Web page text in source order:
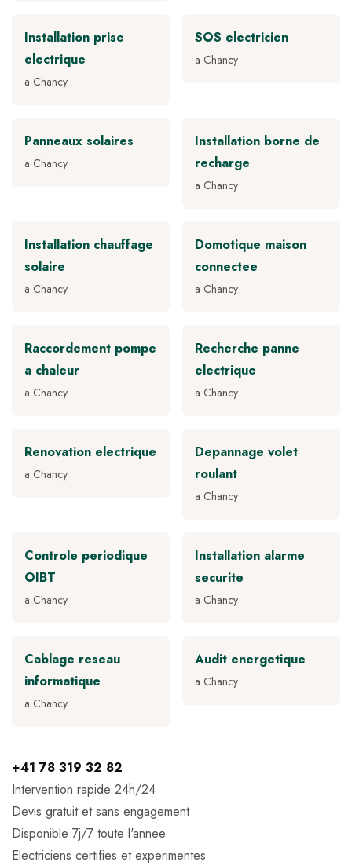
Installation prise
electrique
a Chancy
SOS electricien
a Chancy
Panneaux solaires
a Chancy
Installation borne de
recharge
a Chancy
Installation chauffage
solaire
a Chancy
Domotique maison
connectee
a Chancy
Raccordement pompe
a chaleur
a Chancy
Recherche panne
electrique
a Chancy
Renovation electrique
a Chancy
Depannage volet
roulant
a Chancy
Controle periodique
OIBT
a Chancy
Installation alarme
securite
a Chancy
Cablage reseau
informatique
a Chancy
Audit energetique
a Chancy
+41 78 319 32 82
Intervention rapide 24h/24
Devis gratuit et sans engagement
Disponible 7j/7 toute l'annee
Electriciens certifies et experimentes